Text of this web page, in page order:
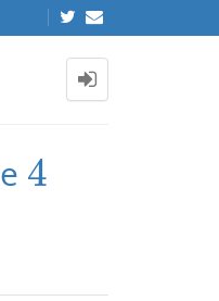
4
4